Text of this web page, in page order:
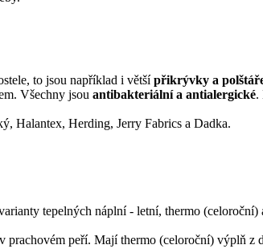
to jsou například i většípřikrývky a
Všechny jsou antibakteriální a antialergické.
Halantex, Herding, Jerry Fabrics a Dadka.
tepelných náplní - letní, thermo (celoroční)
peří. Mají thermo (celoroční) výplň z